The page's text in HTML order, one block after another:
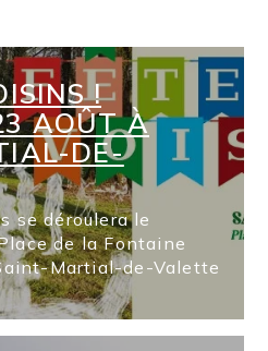
!
AOÛT À
DE-
se déroulera le
de la Fontaine
Martial-de-Valette